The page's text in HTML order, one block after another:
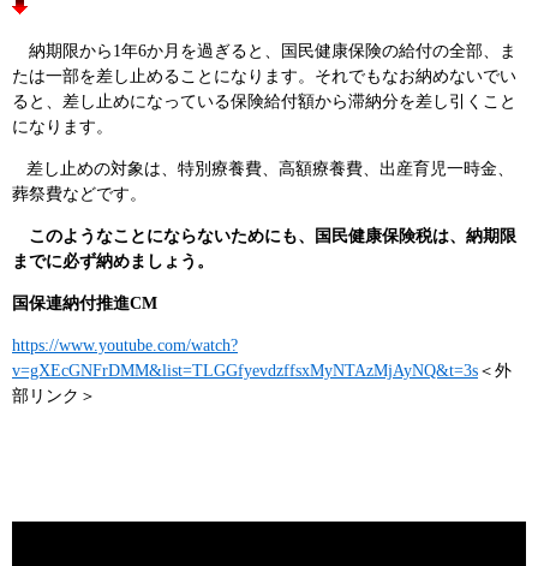
納期限から1年6か月を過ぎると、国民健康保険の給付の全部、ま
たは一部を差し止めることになります。それでもなお納めないでい
ると、差し止めになっている保険給付額から滞納分を差し引くこと
になります。
差し止めの対象は、特別療養費、高額療養費、出産育児一時金、
葬祭費などです。
このようなことにならないためにも、国民健康保険税は、納期限
までに必ず納めましょう。
国保連納付推進CM
https://www.youtube.com/watch?
v=gXEcGNFrDMM&list=TLGGfyevdzffsxMyNTAzMjAyNQ&t=3s ＜外
部リンク＞